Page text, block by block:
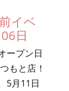
イベ
日
ープン日
もと店！
5月11日